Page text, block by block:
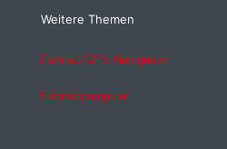
Weitere Themen
Fahrrad GPS Navigation
Fahrradcomputer